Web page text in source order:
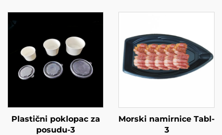
Plastični poklopac za
posudu-3
Morski namirnice Tabl-
3